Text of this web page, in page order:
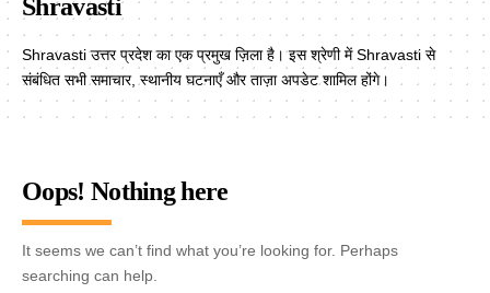
Shravasti
Shravasti उत्तर प्रदेश का एक प्रमुख ज़िला है। इस श्रेणी में Shravasti से
संबंधित सभी समाचार, स्थानीय घटनाएँ और ताज़ा अपडेट शामिल होंगे।
Oops! Nothing here
It seems we can’t find what you’re looking for. Perhaps
searching can help.